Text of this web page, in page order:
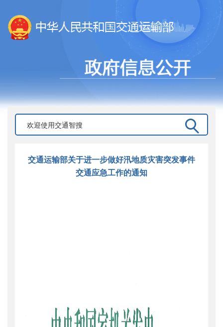
交通运输部关于进一步做好汛地质灾害突发事件
交通应急工作的通知